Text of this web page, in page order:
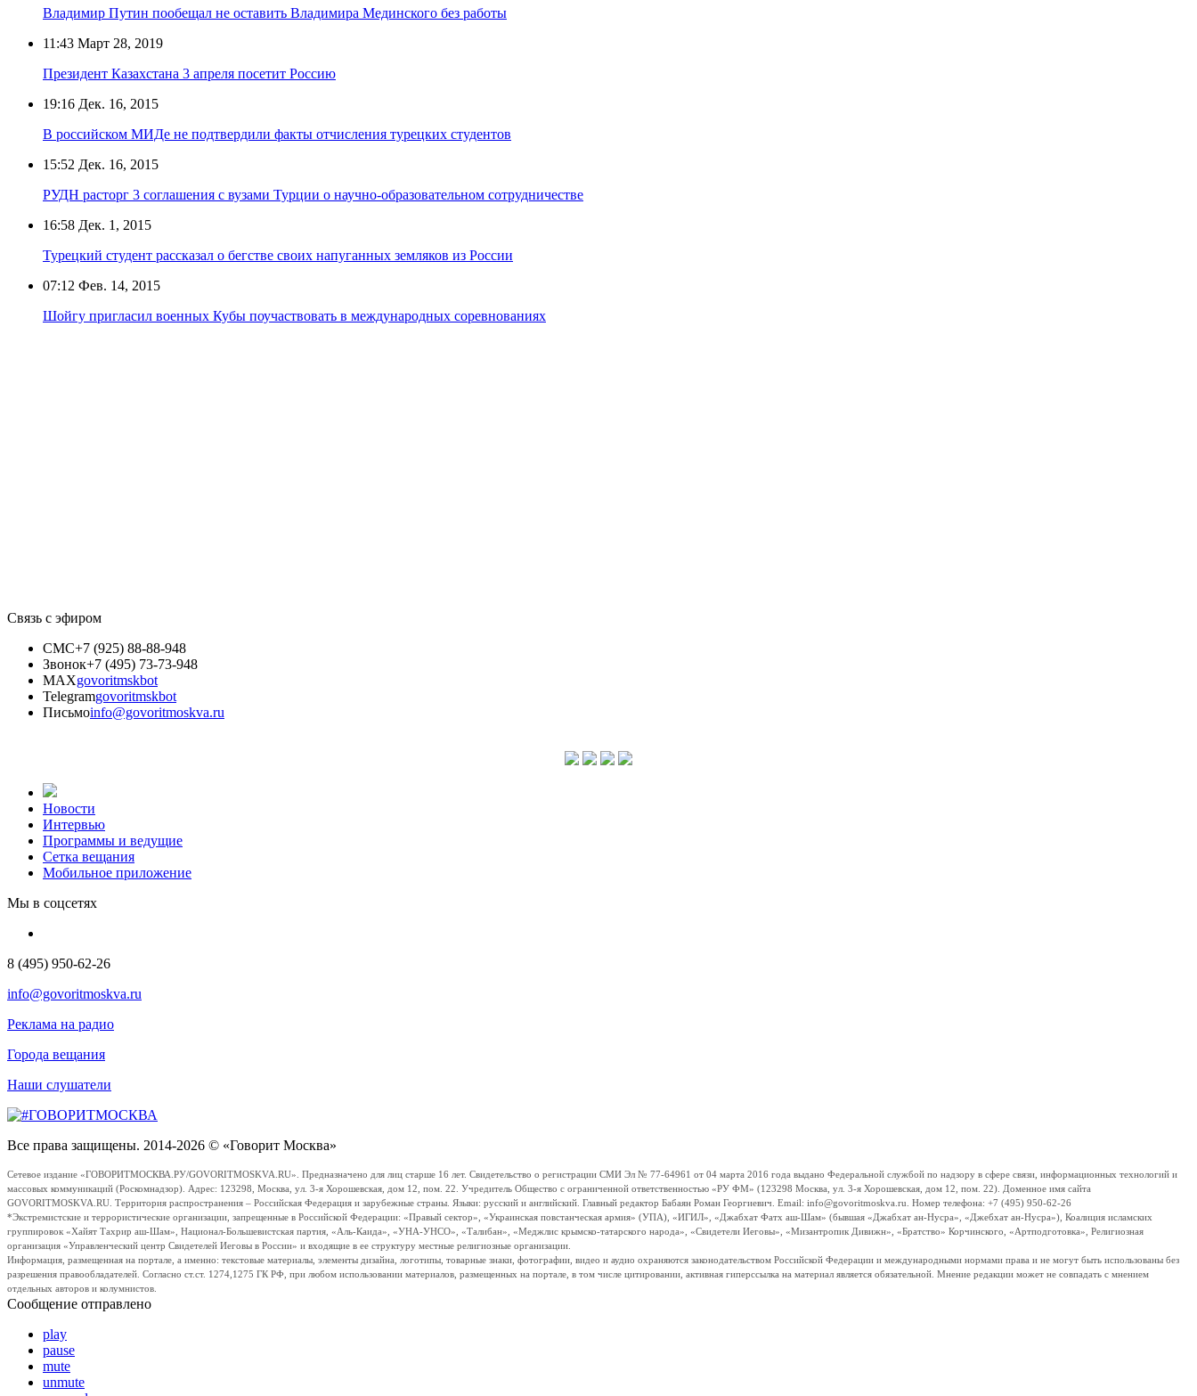
Владимир Путин пообещал не оставить Владимира Мединского без работы
11:43 Март 28, 2019
Президент Казахстана 3 апреля посетит Россию
19:16 Дек. 16, 2015
В российском МИДе не подтвердили факты отчисления турецких студентов
15:52 Дек. 16, 2015
РУДН расторг 3 соглашения с вузами Турции о научно-образовательном сотрудничестве
16:58 Дек. 1, 2015
Турецкий студент рассказал о бегстве своих напуганных земляков из России
07:12 Фев. 14, 2015
Шойгу пригласил военных Кубы поучаствовать в международных соревнованиях
Связь с эфиром
СМС+7 (925) 88-88-948
Звонок+7 (495) 73-73-948
MAXgovoritmskbot
Telegramgovoritmskbot
Письмоinfo@govoritmoskva.ru
Новости
Интервью
Программы и ведущие
Сетка вещания
Мобильное приложение
Мы в соцсетях
8 (495) 950-62-26
info@govoritmoskva.ru
Реклама на радио
Города вещания
Наши слушатели
Все права защищены. 2014-2026 © «Говорит Москва»
Сетевое издание «ГОВОРИТМОСКВА.РУ/GOVORITMOSKVA.RU». Предназначено для лиц старше 16 лет. Свидетельство о регистрации СМИ Эл № 77-64961 от 04 марта 2016 года выдано Федеральной службой по надзору в сфере связи, информационных технологий и
массовых коммуникаций (Роскомнадзор). Адрес: 123298, Москва, ул. 3-я Хорошевская, дом 12, пом. 22. Учредитель Общество с ограниченной ответственностью «РУ ФМ» (123298 Москва, ул. 3-я Хорошевская, дом 12, пом. 22). Доменное имя сайта
GOVORITMOSKVA.RU. Территория распространения – Российская Федерация и зарубежные страны. Языки: русский и английский. Главный редактор Бабаян Роман Георгиевич. Email: info@govoritmoskva.ru. Номер телефона: +7 (495) 950-62-26
*Экстремистские и террористические организации, запрещенные в Российской Федерации: «Правый сектор», «Украинская повстанческая армия» (УПА), «ИГИЛ», «Джабхат Фатх аш-Шам» (бывшая «Джабхат ан-Нусра», «Джебхат ан-Нусра»), Коалиция исламских
группировок «Хайят Тахрир аш-Шам», Национал-Большевистская партия, «Аль-Каида», «УНА-УНСО», «Талибан», «Меджлис крымско-татарского народа», «Свидетели Иеговы», «Мизантропик Дивижн», «Братство» Корчинского, «Артподготовка», Религиозная
организация «Управленческий центр Свидетелей Иеговы в России» и входящие в ее структуру местные религиозные организации.
Информация, размещенная на портале, а именно: текстовые материалы, элементы дизайна, логотипы, товарные знаки, фотографии, видео и аудио охраняются законодательством Российской Федерации и международными нормами права и не могут быть использованы без
разрешения правообладателей. Согласно ст.ст. 1274,1275 ГК РФ, при любом использовании материалов, размещенных на портале, в том числе цитировании, активная гиперссылка на материал является обязательной. Мнение редакции может не совпадать с мнением
отдельных авторов и колумнистов.
Сообщение отправлено
play
pause
mute
unmute